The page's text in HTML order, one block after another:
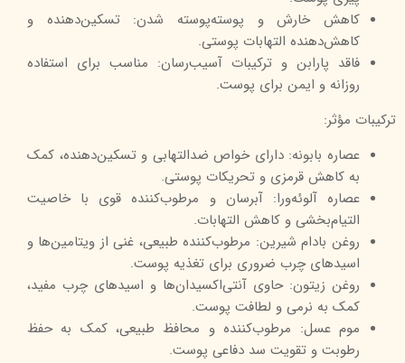
کاهش خارش و پوسته‌پوسته شدن: تسکین‌دهنده و
کاهش‌دهنده التهابات پوستی.
فاقد پارابن و ترکیبات آسیب‌رسان: مناسب برای استفاده
روزانه و ایمن برای پوست.
ترکیبات مؤثر:
عصاره بابونه: دارای خواص ضدالتهابی و تسکین‌دهنده، کمک
به کاهش قرمزی و تحریکات پوستی.
عصاره آلوئه‌ورا: آبرسان و مرطوب‌کننده قوی با خاصیت
التیام‌بخشی و کاهش التهابات.
روغن بادام شیرین: مرطوب‌کننده طبیعی، غنی از ویتامین‌ها و
اسیدهای چرب ضروری برای تغذیه پوست.
روغن زیتون: حاوی آنتی‌اکسیدان‌ها و اسیدهای چرب مفید،
کمک به نرمی و لطافت پوست.
موم عسل: مرطوب‌کننده و محافظ طبیعی، کمک به حفظ
رطوبت و تقویت سد دفاعی پوست.